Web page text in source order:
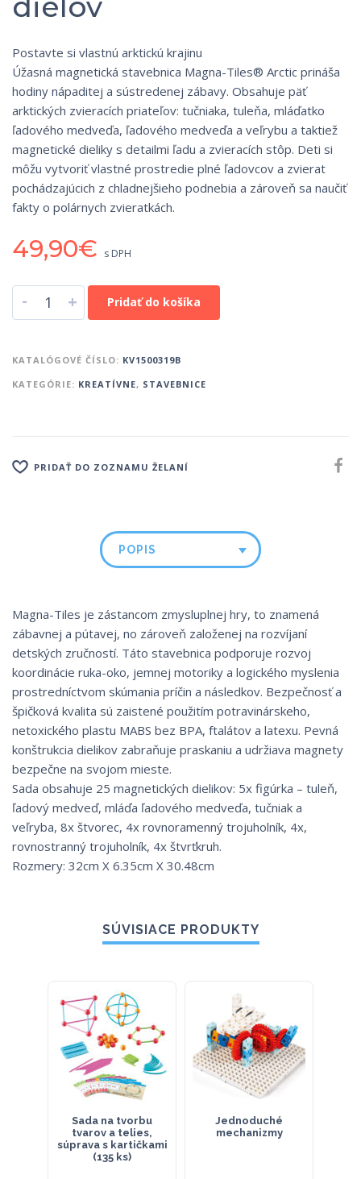
Postavte si vlastnú arktickú krajinu
Úžasná magnetická stavebnica Magna-Tiles® Arctic prináša
hodiny nápaditej a sústredenej zábavy. Obsahuje päť
arktických zvieracích priateľov: tučniaka, tuleňa, mláďatko
ľadového medveďa, ľadového medveďa a veľrybu a taktiež
magnetické dieliky s detailmi ľadu a zvieracích stôp. Deti si
môžu vytvoriť vlastné prostredie plné ľadovcov a zvierat
pochádzajúcich z chladnejšieho podnebia a zároveň sa naučiť
fakty o polárnych zvieratkách.
49,90€ s DPH
- + Pridať do košíka
KATALÓGOVÉ ČÍSLO: KV1500319B
KATEGÓRIE: KREATÍVNE, STAVEBNICE
PRIDAŤ DO ZOZNAMU ŽELANÍ
POPIS
Magna-Tiles je zástancom zmysluplnej hry, to znamená
zábavnej a pútavej, no zároveň založenej na rozvíjaní
detských zručností. Táto stavebnica podporuje rozvoj
koordinácie ruka-oko, jemnej motoriky a logického myslenia
prostredníctvom skúmania príčin a následkov. Bezpečnosť a
špičková kvalita sú zaistené použitím potravinárskeho,
netoxického plastu MABS bez BPA, ftalátov a latexu. Pevná
konštrukcia dielikov zabraňuje praskaniu a udržiava magnety
bezpečne na svojom mieste.
Sada obsahuje 25 magnetických dielikov: 5x figúrka – tuleň,
ľadový medveď, mláďa ľadového medveďa, tučniak a
veľryba, 8x štvorec, 4x rovnoramenný trojuholník, 4x,
rovnostranný trojuholník, 4x štvrťkruh.
Rozmery: 32cm X 6.35cm X 30.48cm
SÚVISIACE PRODUKTY
Sada na tvorbu
tvarov a telies,
súprava s kartičkami
(135 ks)
Jednoduché
mechanizmy